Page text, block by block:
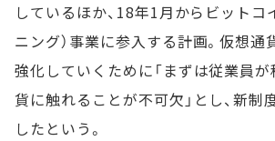
しているほか、18年1月からビットコ
ニング）事業に参入する計画。仮想通
強化していくために「まずは従業員
貨に触れることが不可欠」とし、新制
したという。